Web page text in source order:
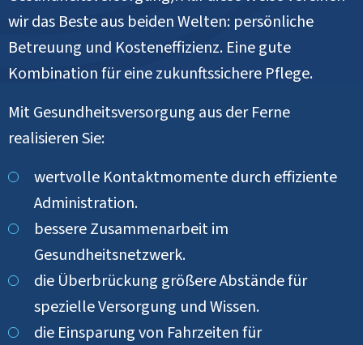
wir das Beste aus beiden Welten: persönliche
Betreuung und Kosteneffizienz. Eine gute
Kombination für eine zukunftssichere Pflege.
Mit Gesundheitsversorgung aus der Ferne
realisieren Sie:
wertvolle Kontaktmomente durch effiziente
Administration.
bessere Zusammenarbeit im
Gesundheitsnetzwerk.
die Überbrückung größere Abstände für
spezielle Versorgung und Wissen.
die Einsparung von Fahrzeiten für